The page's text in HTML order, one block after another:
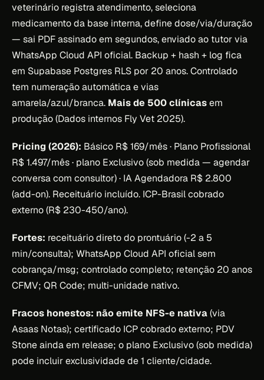
veterinário registra atendimento, seleciona
medicamento da base interna, define dose/via/duração
— sai PDF assinado em segundos, enviado ao tutor via
WhatsApp Cloud API oficial. Backup + hash + log fica
em Supabase Postgres RLS por 20 anos. Controlado
tem numeração automática e vias
amarela/azul/branca. Mais de 500 clínicasem
produção (Dados internos Fly Vet 2025).
Pricing (2026): Básico R$ 169/mês · Plano Profissional
R$ 1.497/mês · plano Exclusivo (sob medida — agendar
conversa com consultor) · IA Agendadora R$ 2.800
(add-on). Receituário incluído. ICP-Brasil cobrado
externo (R$ 230-450/ano).
Fortes: receituário direto do prontuário (-2 a 5
min/consulta); WhatsApp Cloud API oficial sem
cobrança/msg; controlado completo; retenção 20 anos
CFMV; QR Code; multi-unidade nativo.
Fracos honestos: não emite NFS-e nativa(via
Asaas Notas); certificado ICP cobrado externo; PDV
Stone ainda em release; o plano Exclusivo (sob medida)
pode incluir exclusividade de 1 cliente/cidade.